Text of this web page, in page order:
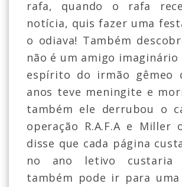
rafa, quando o rafa
notícia, quis fazer uma
o odiava! Também
não é um amigo imaginário
espírito do irmão gêmeo
anos teve meningite e
também ele derrubou o
operação R.A.F.A e Miller
disse que cada página
no ano letivo custaria
também pode ir para uma